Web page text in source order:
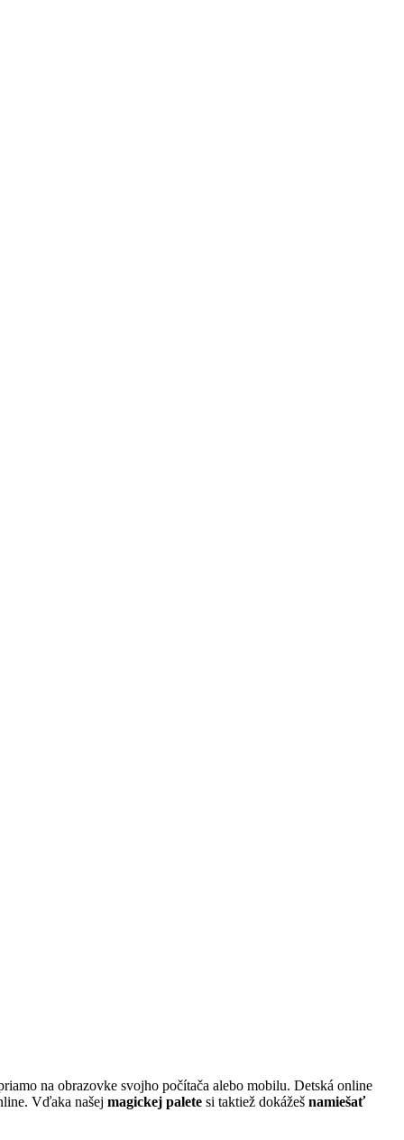
na obrazovke svojho počítača alebo mobilu. Detská online
Vďaka našej magickej palete si taktiež dokážeš namiešať